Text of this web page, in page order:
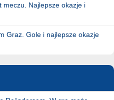
meczu. Najlepsze okazje i
Graz. Gole i najlepsze okazje